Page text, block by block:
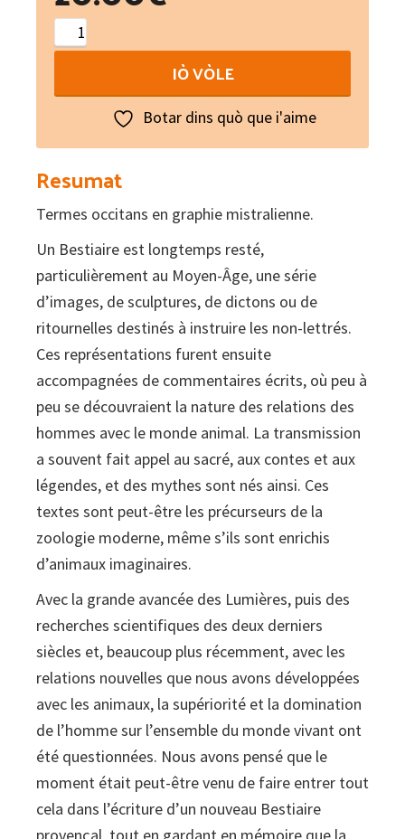
Nouveau
bestiaire
IÒ VÒLE
Botar dins quò que i'aime
Resumat
Termes occitans en graphie mistralienne.
Un Bestiaire est longtemps resté,
particulièrement au Moyen-Âge, une série
d’images, de sculptures, de dictons ou de
ritournelles destinés à instruire les non-lettrés.
Ces représentations furent ensuite
accompagnées de commentaires écrits, où peu à
peu se découvraient la nature des relations des
hommes avec le monde animal. La transmission
a souvent fait appel au sacré, aux contes et aux
légendes, et des mythes sont nés ainsi. Ces
textes sont peut-être les précurseurs de la
zoologie moderne, même s’ils sont enrichis
d’animaux imaginaires.
Avec la grande avancée des Lumières, puis des
recherches scientifiques des deux derniers
siècles et, beaucoup plus récemment, avec les
relations nouvelles que nous avons développées
avec les animaux, la supériorité et la domination
de l’homme sur l’ensemble du monde vivant ont
été questionnées. Nous avons pensé que le
moment était peut-être venu de faire entrer tout
cela dans l’écriture d’un nouveau Bestiaire